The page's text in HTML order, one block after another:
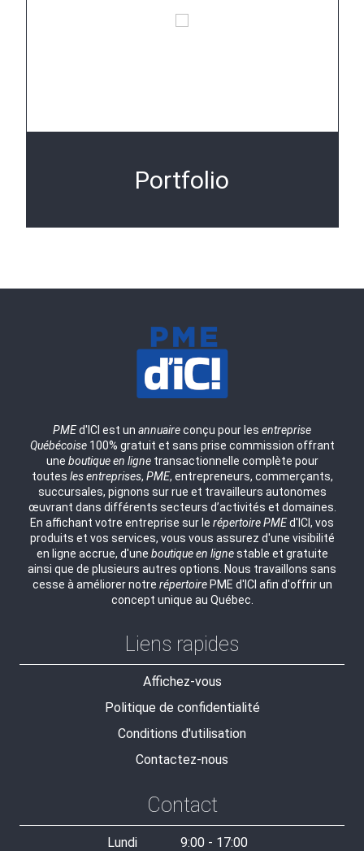
Portfolio
PMEd'ICI est un annuaireconçu pour les entreprise
Québécoise100% gratuit et sans prise commission offrant
une boutique en lignetransactionnelle complète pour
toutes les entreprises, PME, entrepreneurs, commerçants,
succursales, pignons sur rue et travailleurs autonomes
œuvrant dans différents secteurs d’activités et domaines.
En affichant votre entreprise sur le répertoirePMEd'ICI, vos
produits et vos services, vous vous assurez d'une visibilité
en ligne accrue, d'une boutique en lignestable et gratuite
ainsi que de plusieurs autres options. Nous travaillons sans
cesse à améliorer notre répertoirePME d'ICI afin d'offrir un
concept unique au Québec.
Liens rapides
Affichez-vous
Politique de confidentialité
Conditions d'utilisation
Contactez-nous
Contact
Lundi 9:00 - 17:00